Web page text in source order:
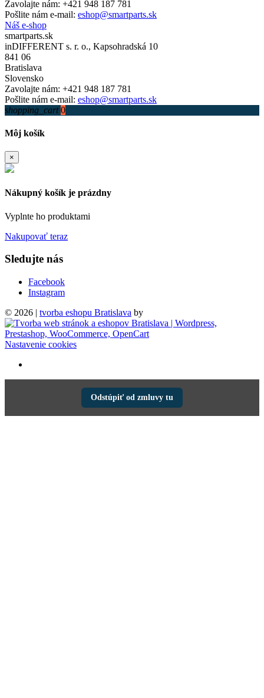
Zavolajte nám: +421 948 187 781
Pošlite nám e-mail: eshop@smartparts.sk
Náš e-shop
smartparts.sk
inDIFFERENT s. r. o., Kapsohradská 10
841 06
Bratislava
Slovensko
Zavolajte nám: +421 948 187 781
Pošlite nám e-mail: eshop@smartparts.sk
shopping_cart 0
Môj košík
×
Nákupný košík je prázdny
Vyplnte ho produktami
Nakupovať teraz
Sledujte nás
Facebook
Instagram
© 2026 | tvorba eshopu Bratislava by
Nastavenie cookies
Odstúpiť od zmluvy tu